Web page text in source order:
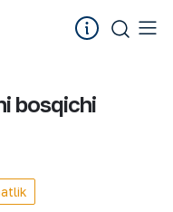
bosqichi